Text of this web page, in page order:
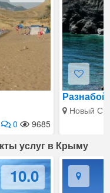
0
9685
Новый
услуг в Крыму
10.0